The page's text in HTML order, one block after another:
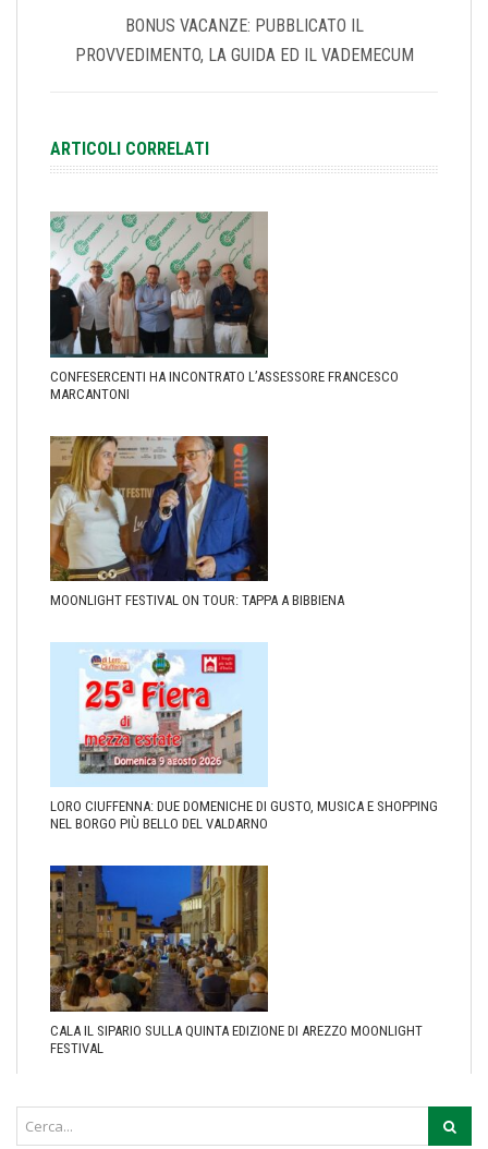
BONUS VACANZE: PUBBLICATO IL
PROVVEDIMENTO, LA GUIDA ED IL VADEMECUM
ARTICOLI CORRELATI
CONFESERCENTI HA INCONTRATO L’ASSESSORE FRANCESCO
MARCANTONI
MOONLIGHT FESTIVAL ON TOUR: TAPPA A BIBBIENA
LORO CIUFFENNA: DUE DOMENICHE DI GUSTO, MUSICA E SHOPPING
NEL BORGO PIÙ BELLO DEL VALDARNO
CALA IL SIPARIO SULLA QUINTA EDIZIONE DI AREZZO MOONLIGHT
FESTIVAL